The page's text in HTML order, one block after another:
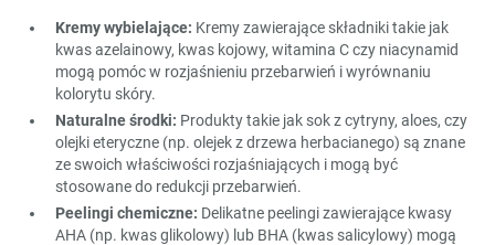
Kremy wybielające: Kremy zawierające składniki takie jak
kwas azelainowy, kwas kojowy, witamina C czy niacynamid
mogą pomóc w rozjaśnieniu przebarwień i wyrównaniu
kolorytu skóry.
Naturalne środki: Produkty takie jak sok z cytryny, aloes, czy
olejki eteryczne (np. olejek z drzewa herbacianego) są znane
ze swoich właściwości rozjaśniających i mogą być
stosowane do redukcji przebarwień.
Peelingi chemiczne: Delikatne peelingi zawierające kwasy
AHA (np. kwas glikolowy) lub BHA (kwas salicylowy) mogą